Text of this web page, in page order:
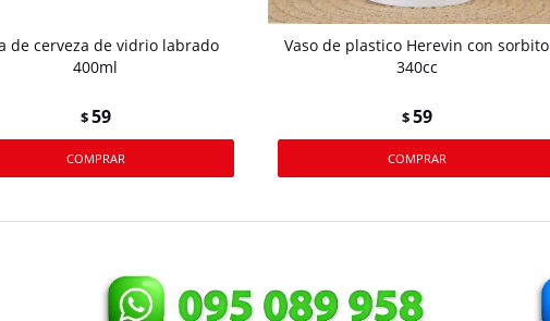
de cerveza de vidrio labrado
400ml
$59
Vaso de plastico Herevin con sorbito
340cc
$59